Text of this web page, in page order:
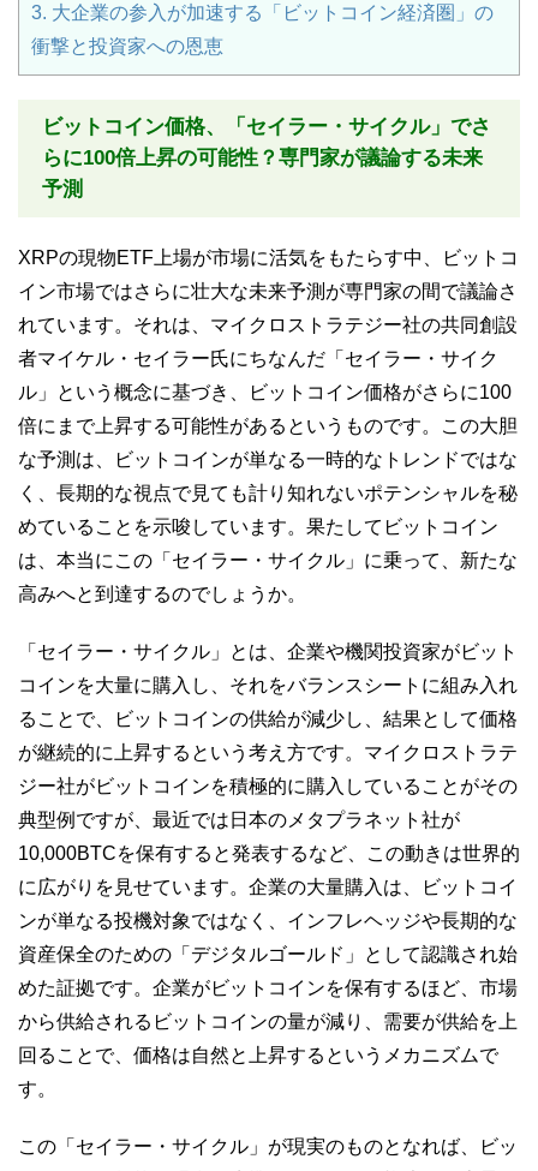
3. 大企業の参入が加速する「ビットコイン経済圏」の
衝撃と投資家への恩恵
ビットコイン価格、「セイラー・サイクル」でさ
らに100倍上昇の可能性？専門家が議論する未来
予測
XRPの現物ETF上場が市場に活気をもたらす中、ビットコ
イン市場ではさらに壮大な未来予測が専門家の間で議論さ
れています。それは、マイクロストラテジー社の共同創設
者マイケル・セイラー氏にちなんだ「セイラー・サイク
ル」という概念に基づき、ビットコイン価格がさらに100
倍にまで上昇する可能性があるというものです。この大胆
な予測は、ビットコインが単なる一時的なトレンドではな
く、長期的な視点で見ても計り知れないポテンシャルを秘
めていることを示唆しています。果たしてビットコイン
は、本当にこの「セイラー・サイクル」に乗って、新たな
高みへと到達するのでしょうか。
「セイラー・サイクル」とは、企業や機関投資家がビット
コインを大量に購入し、それをバランスシートに組み入れ
ることで、ビットコインの供給が減少し、結果として価格
が継続的に上昇するという考え方です。マイクロストラテ
ジー社がビットコインを積極的に購入していることがその
典型例ですが、最近では日本のメタプラネット社が
10,000BTCを保有すると発表するなど、この動きは世界的
に広がりを見せています。企業の大量購入は、ビットコイ
ンが単なる投機対象ではなく、インフレヘッジや長期的な
資産保全のための「デジタルゴールド」として認識され始
めた証拠です。企業がビットコインを保有するほど、市場
から供給されるビットコインの量が減り、需要が供給を上
回ることで、価格は自然と上昇するというメカニズムで
す。
この「セイラー・サイクル」が現実のものとなれば、ビッ